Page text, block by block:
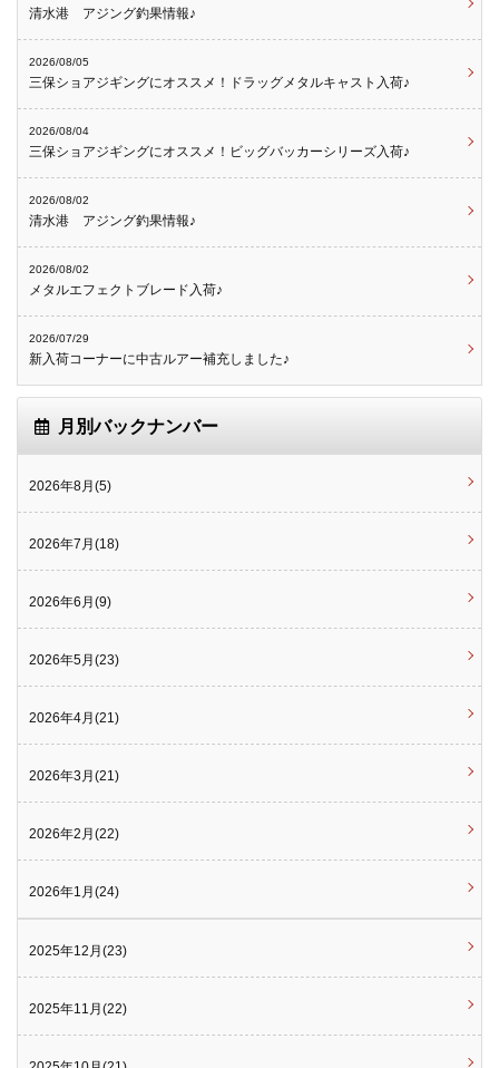
清水港 アジング釣果情報♪
2026/08/05
三保ショアジギングにオススメ！ドラッグメタルキャスト入荷♪
2026/08/04
三保ショアジギングにオススメ！ビッグバッカーシリーズ入荷♪
2026/08/02
清水港 アジング釣果情報♪
2026/08/02
メタルエフェクトブレード入荷♪
2026/07/29
新入荷コーナーに中古ルアー補充しました♪
月別バックナンバー
2026年8月(5)
2026年7月(18)
2026年6月(9)
2026年5月(23)
2026年4月(21)
2026年3月(21)
2026年2月(22)
2026年1月(24)
2025年12月(23)
2025年11月(22)